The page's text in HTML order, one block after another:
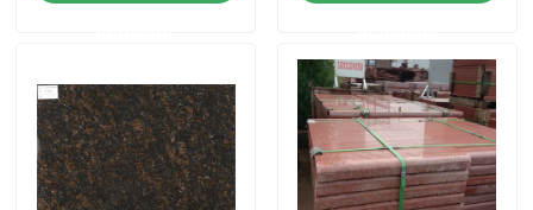
Demandez un devis
Dalles en pierre de granit